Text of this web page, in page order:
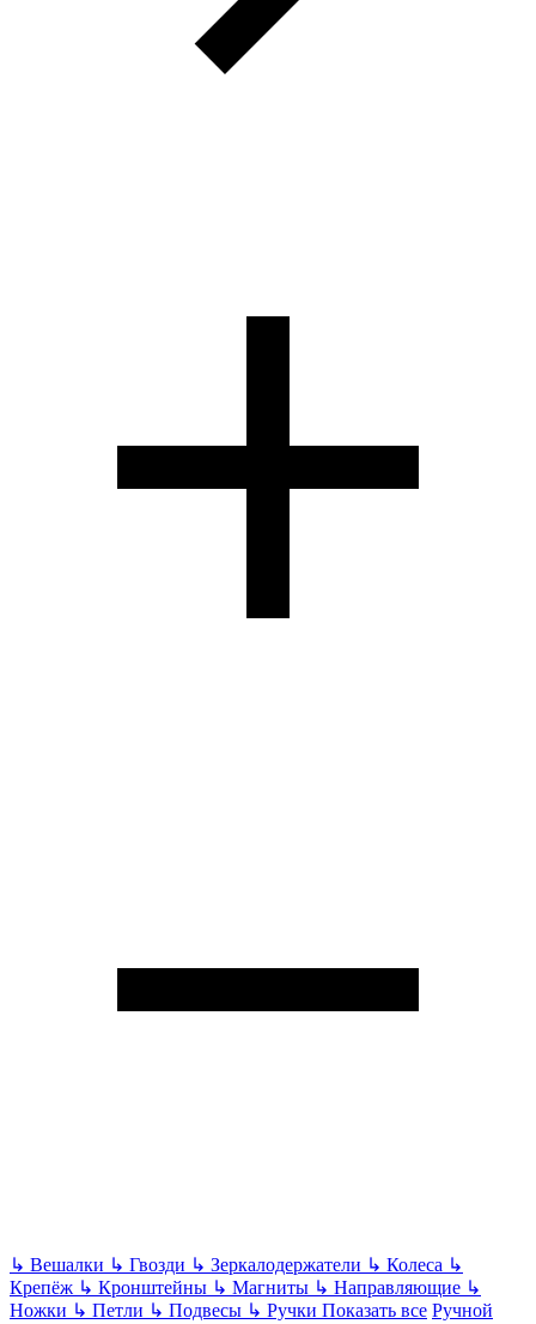
↳ Вешалки ↳ Гвозди ↳ Зеркалодержатели ↳ Колеса ↳
Крепёж ↳ Кронштейны ↳ Магниты ↳ Направляющие ↳
Ножки ↳ Петли ↳ Подвесы ↳ Ручки Показать все Ручной